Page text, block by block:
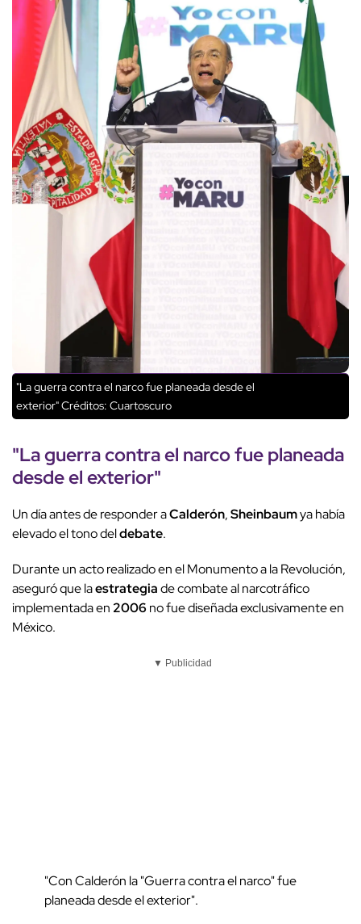
"La guerra contra el narco fue planeada desde el
exterior"Créditos: Cuartoscuro
"Laguerra contra el narcofueplaneada
desde el exterior"
Un día antes de responder aCalderón,Sheinbaumya había
elevado el tono deldebate.
Durante un acto realizado en el Monumento a la Revolución,
aseguró que laestrategiade combate al narcotráfico
implementada en 2006no fue diseñada exclusivamente en
México.
▼ Publicidad
"Con Calderón la "Guerra contra el narco" fue
planeada desde el exterior".